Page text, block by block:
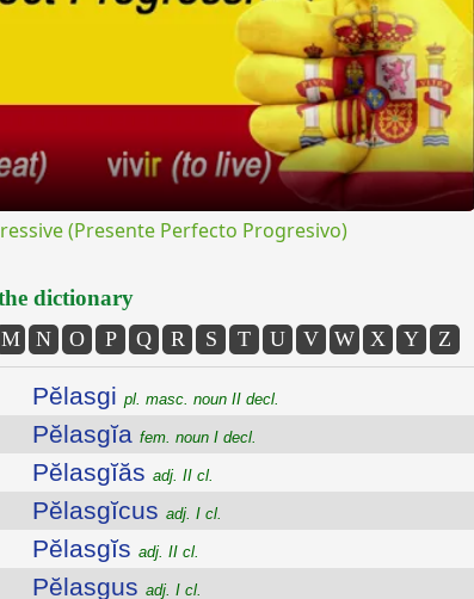
(Presente Perfecto Progresivo)
dictionary
M N O P Q R S T U V W X Y Z
Pĕlasgi pl. masc. noun II decl.
Pĕlasgĭa fem. noun I decl.
Pĕlasgĭăs adj. II cl.
Pĕlasgĭcus adj. I cl.
Pĕlasgĭs adj. II cl.
Pĕlasgus adj. I cl.